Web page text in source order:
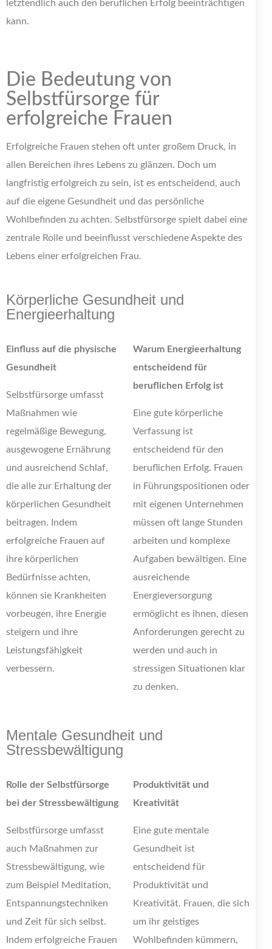
letztendlich auch den beruflichen Erfolg beeinträchtigen
kann.
Die Bedeutung von
Selbstfürsorge für
erfolgreiche Frauen
Erfolgreiche Frauen stehen oft unter großem Druck, in
allen Bereichen ihres Lebens zu glänzen. Doch um
langfristig erfolgreich zu sein, ist es entscheidend, auch
auf die eigene Gesundheit und das persönliche
Wohlbefinden zu achten. Selbstfürsorge spielt dabei eine
zentrale Rolle und beeinflusst verschiedene Aspekte des
Lebens einer erfolgreichen Frau.
Körperliche Gesundheit und
Energieerhaltung
Einfluss auf die physische
Gesundheit
Selbstfürsorge umfasst
Maßnahmen wie
regelmäßige Bewegung,
ausgewogene Ernährung
und ausreichend Schlaf,
die alle zur Erhaltung der
körperlichen Gesundheit
beitragen. Indem
erfolgreiche Frauen auf
ihre körperlichen
Bedürfnisse achten,
können sie Krankheiten
vorbeugen, ihre Energie
steigern und ihre
Leistungsfähigkeit
verbessern.
Warum Energieerhaltung
entscheidend für
beruflichen Erfolg ist
Eine gute körperliche
Verfassung ist
entscheidend für den
beruflichen Erfolg. Frauen
in Führungspositionen oder
mit eigenen Unternehmen
müssen oft lange Stunden
arbeiten und komplexe
Aufgaben bewältigen. Eine
ausreichende
Energieversorgung
ermöglicht es ihnen, diesen
Anforderungen gerecht zu
werden und auch in
stressigen Situationen klar
zu denken.
Mentale Gesundheit und
Stressbewältigung
Rolle der Selbstfürsorge
bei der Stressbewältigung
Selbstfürsorge umfasst
auch Maßnahmen zur
Stressbewältigung, wie
zum Beispiel Meditation,
Entspannungstechniken
und Zeit für sich selbst.
Indem erfolgreiche Frauen
Produktivität und
Kreativität
Eine gute mentale
Gesundheit ist
entscheidend für
Produktivität und
Kreativität. Frauen, die sich
um ihr geistiges
Wohlbefinden kümmern,